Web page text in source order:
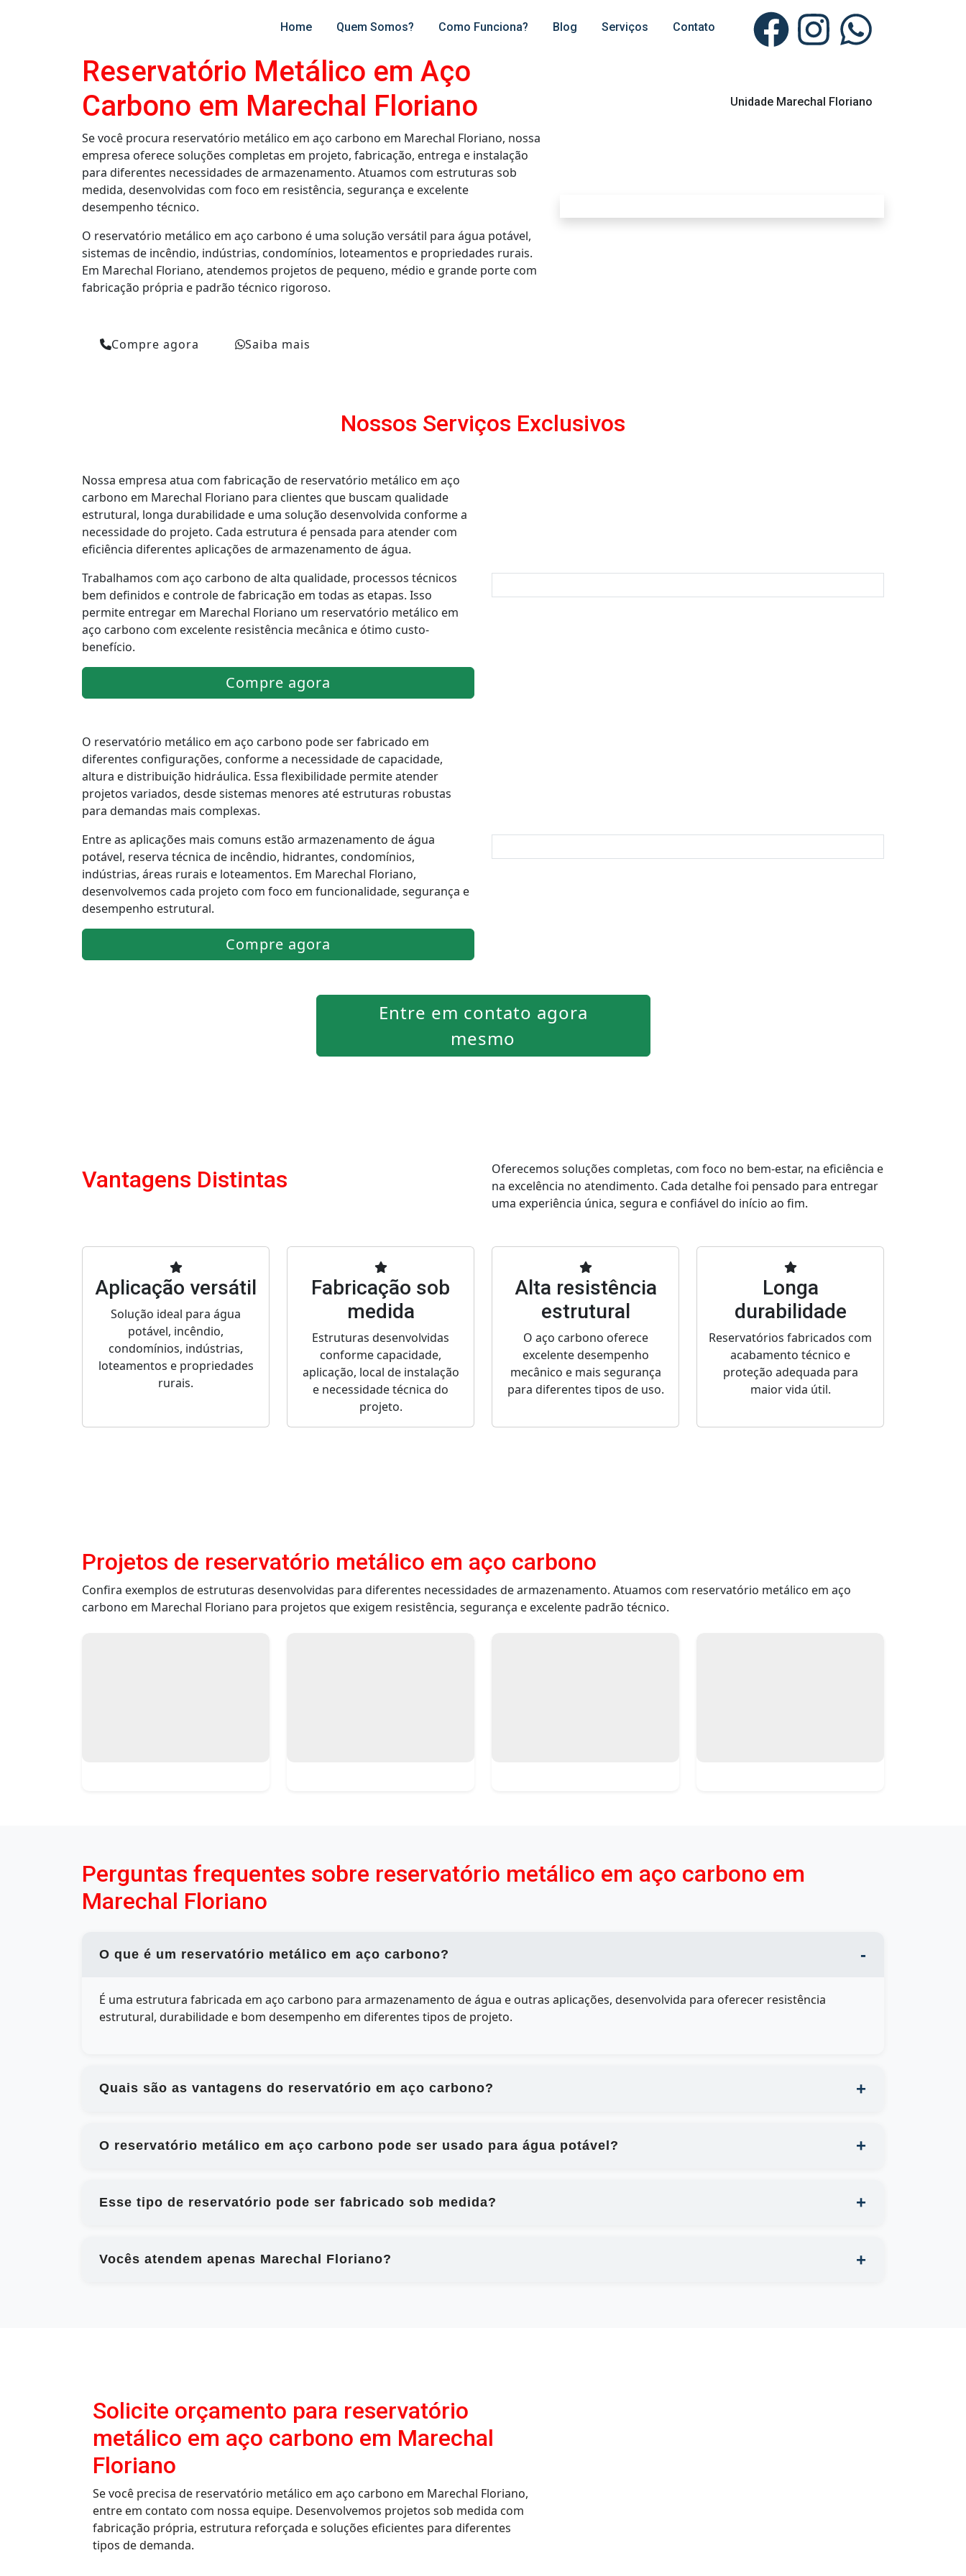
Home Quem Somos? Como Funciona? Blog Serviços Contato
Unidade Marechal Floriano
Reservatório Metálico em Aço
Carbono em Marechal Floriano
Se você procura reservatório metálico em aço carbono em Marechal Floriano, nossa
empresa oferece soluções completas em projeto, fabricação, entrega e instalação
para diferentes necessidades de armazenamento. Atuamos com estruturas sob
medida, desenvolvidas com foco em resistência, segurança e excelente
desempenho técnico.
O reservatório metálico em aço carbono é uma solução versátil para água potável,
sistemas de incêndio, indústrias, condomínios, loteamentos e propriedades rurais.
Em Marechal Floriano, atendemos projetos de pequeno, médio e grande porte com
fabricação própria e padrão técnico rigoroso.
Compre agora Saiba mais
Nossos Serviços Exclusivos
Nossa empresa atua com fabricação de reservatório metálico em aço
carbono em Marechal Floriano para clientes que buscam qualidade
estrutural, longa durabilidade e uma solução desenvolvida conforme a
necessidade do projeto. Cada estrutura é pensada para atender com
eficiência diferentes aplicações de armazenamento de água.
Trabalhamos com aço carbono de alta qualidade, processos técnicos
bem definidos e controle de fabricação em todas as etapas. Isso
permite entregar em Marechal Floriano um reservatório metálico em
aço carbono com excelente resistência mecânica e ótimo custo-
benefício.
Compre agora
O reservatório metálico em aço carbono pode ser fabricado em
diferentes configurações, conforme a necessidade de capacidade,
altura e distribuição hidráulica. Essa flexibilidade permite atender
projetos variados, desde sistemas menores até estruturas robustas
para demandas mais complexas.
Entre as aplicações mais comuns estão armazenamento de água
potável, reserva técnica de incêndio, hidrantes, condomínios,
indústrias, áreas rurais e loteamentos. Em Marechal Floriano,
desenvolvemos cada projeto com foco em funcionalidade, segurança e
desempenho estrutural.
Compre agora
Entre em contato agora
mesmo
Vantagens Distintas
Oferecemos soluções completas, com foco no bem-estar, na eficiência e
na excelência no atendimento. Cada detalhe foi pensado para entregar
uma experiência única, segura e confiável do início ao fim.
Aplicação versátil
Solução ideal para água
potável, incêndio,
condomínios, indústrias,
loteamentos e propriedades
rurais.
Fabricação sob
medida
Estruturas desenvolvidas
conforme capacidade,
aplicação, local de instalação
e necessidade técnica do
projeto.
Alta resistência
estrutural
O aço carbono oferece
excelente desempenho
mecânico e mais segurança
para diferentes tipos de uso.
Longa
durabilidade
Reservatórios fabricados com
acabamento técnico e
proteção adequada para
maior vida útil.
Projetos de reservatório metálico em aço carbono
Confira exemplos de estruturas desenvolvidas para diferentes necessidades de armazenamento. Atuamos com reservatório metálico em aço
carbono em Marechal Floriano para projetos que exigem resistência, segurança e excelente padrão técnico.
Perguntas frequentes sobre reservatório metálico em aço carbono em
Marechal Floriano
O que é um reservatório metálico em aço carbono?
É uma estrutura fabricada em aço carbono para armazenamento de água e outras aplicações, desenvolvida para oferecer resistência
estrutural, durabilidade e bom desempenho em diferentes tipos de projeto.
Quais são as vantagens do reservatório em aço carbono?
O reservatório metálico em aço carbono pode ser usado para água potável?
Esse tipo de reservatório pode ser fabricado sob medida?
Vocês atendem apenas Marechal Floriano?
Solicite orçamento para reservatório
metálico em aço carbono em Marechal
Floriano
Se você precisa de reservatório metálico em aço carbono em Marechal Floriano,
entre em contato com nossa equipe. Desenvolvemos projetos sob medida com
fabricação própria, estrutura reforçada e soluções eficientes para diferentes
tipos de demanda.